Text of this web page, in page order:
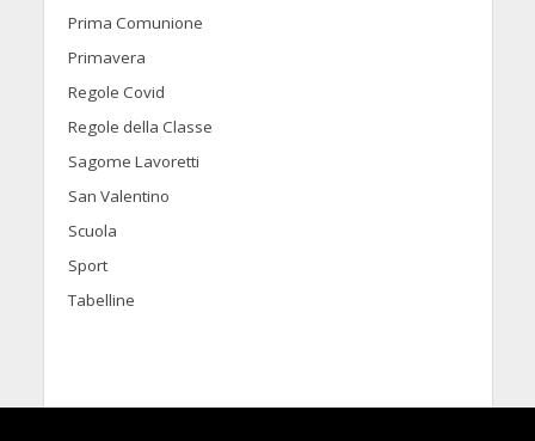
Prima Comunione
Primavera
Regole Covid
Regole della Classe
Sagome Lavoretti
San Valentino
Scuola
Sport
Tabelline